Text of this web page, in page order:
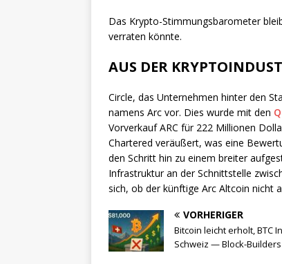
Das Krypto-Stimmungsbarometer
verraten könnte.
AUS DER
Circle, das Unternehmen hinter den
namens Arc vor. Dies wurde mit den
Vorverkauf ARC für 222 Millionen
Chartered veräußert, was eine
den Schritt hin zu einem breiter
Infrastruktur an der Schnittstelle
sich, ob der künftige Arc Altcoin nicht
VORHERIGER
Bitcoin leicht erholt, BTC
Schweiz — Block-